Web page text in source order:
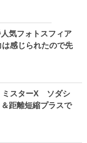
人気フォトスフィア
感じられたので先
ミスターX ソダシ
距離短縮プラスで